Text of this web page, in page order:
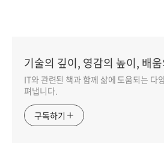
기술의 깊이, 영감의 높이, 배
IT와 관련된 책과 함께 삶에 도움되는 다
펴냅니다.
구독하기